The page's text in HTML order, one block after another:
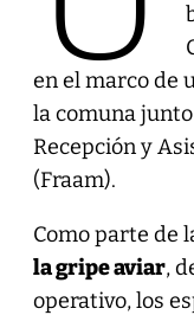
en el marco de
la comuna
Recepción y
(Fraam).
Como parte de
la gripe aviar,
operativo, los